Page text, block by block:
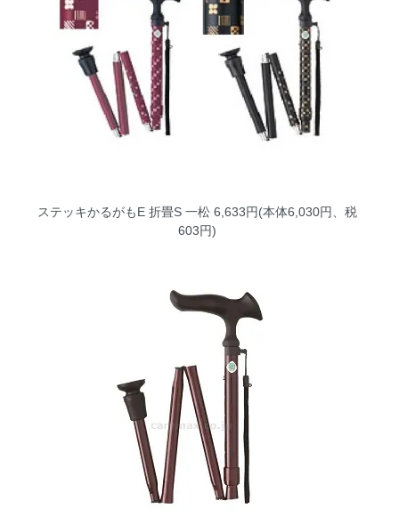
ステッキかるがもE 折畳S 一松 6,633円(本体6,030円、税
603円)